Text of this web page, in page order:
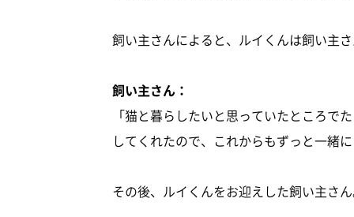
飼い主さんによると、ルイくんは飼い主
飼い主さん：
「猫と暮らしたいと思っていたところで
してくれたので、これからもずっと一緒
その後、ルイくんをお迎えした飼い主さ